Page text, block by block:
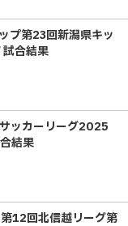
プ第23回新潟県キッ
試合結果
ッカーリーグ2025
結果
12回北信越リーグ第